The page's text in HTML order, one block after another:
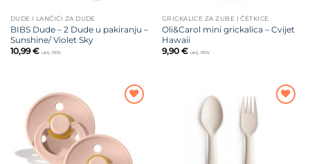
DUDE I LANČIĆI ZA DUDE
BIBS Dude – 2 Dude u pakiranju –
Sunshine/ Violet Sky
10,99€ uklj. PDV
GRICKALICE ZA ZUBE I ČETKICE
Oli&Carol mini grickalica – Cvijet
Hawaii
9,90 € uklj. PDV